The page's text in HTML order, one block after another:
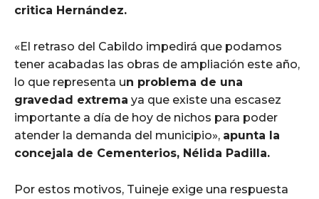
critica Hernández.
«El retraso del Cabildo impedirá que podamos
tener acabadas las obras de ampliación este año,
lo que representa un problema de una
gravedad extrema ya que existe una escasez
importante a día de hoy de nichos para poder
atender la demanda del municipio», apunta la
concejala de Cementerios, Nélida Padilla.
Por estos motivos, Tuineje exige una respuesta